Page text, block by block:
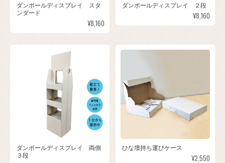
ダンボールディスプレイ スタ
ンダード
¥8,160
ダンボールディスプレイ ２段
¥8,160
ダンボールディスプレイ 両側
３段
ひな壇持ち運びケース
¥2,550